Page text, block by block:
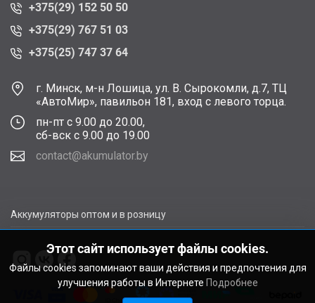
+375(29) 152 50 50
+375(29) 767 51 03
+375(25) 747 37 64
г. Минск, м-н Лошица, ул. В. Сырокомли, д.7, ТЦ
«АвтоМир», павильон 181, вход с левого торца.
пн-пт с 9.00 до 20.00,
сб-вск с 9.00 до 19.00
contact@akumulator.by
Аккумуляторы оптом и в розницу
Этот сайт использует файлы cookies.
Файлы cookies запоминают ваши действия и предпочтения для
улучшения работы в Интернете Подробнее